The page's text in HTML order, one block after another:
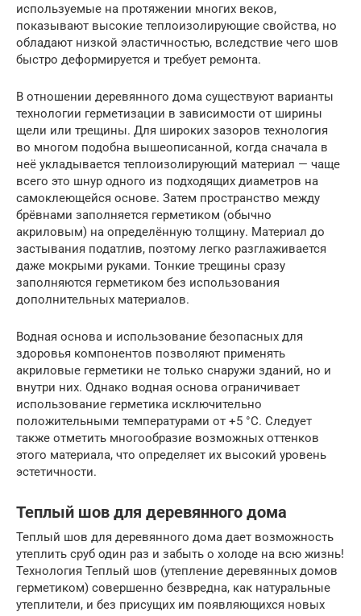
используемые на протяжении многих веков,
показывают высокие теплоизолирующие свойства, но
обладают низкой эластичностью, вследствие чего шов
быстро деформируется и требует ремонта.
В отношении деревянного дома существуют варианты
технологии герметизации в зависимости от ширины
щели или трещины. Для широких зазоров технология
во многом подобна вышеописанной, когда сначала в
неё укладывается теплоизолирующий материал — чаще
всего это шнур одного из подходящих диаметров на
самоклеющейся основе. Затем пространство между
брёвнами заполняется герметиком (обычно
акриловым) на определённую толщину. Материал до
застывания податлив, поэтому легко разглаживается
даже мокрыми руками. Тонкие трещины сразу
заполняются герметиком без использования
дополнительных материалов.
Водная основа и использование безопасных для
здоровья компонентов позволяют применять
акриловые герметики не только снаружи зданий, но и
внутри них. Однако водная основа ограничивает
использование герметика исключительно
положительными температурами от +5 °C. Следует
также отметить многообразие возможных оттенков
этого материала, что определяет их высокий уровень
эстетичности.
Теплый шов для деревянного дома
Теплый шов для деревянного дома дает возможность
утеплить сруб один раз и забыть о холоде на всю жизнь!
Технология Теплый шов (утепление деревянных домов
герметиком) cовершенно безвредна, как натуральные
утеплители, и без присущих им появляющихся новых